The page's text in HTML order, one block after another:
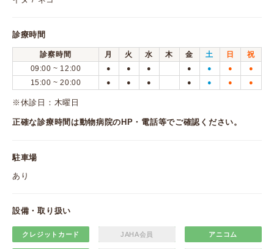
診療時間
診察時間 月 火 水 木 金 土 日
祝
09:00 ~ 12:00
● ● ● ● ● ● ●
15:00 ~ 20:00 ● ● ● ● ● ● ●
※休診日：木曜日
正確な診療時間は動物病院のHP・電話等でご確認ください。
駐車場
あり
設備・取り扱い
クレジットカード JAHA会員 アニコム